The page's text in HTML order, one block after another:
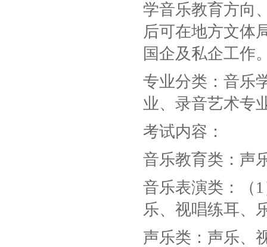
学音乐教育方向
后可在地方文体
国企及私企工作
专业分类：音乐
业、录音艺术专
考试内容：
音乐教育类：声
音乐表演类：（
乐、视唱练耳、
声乐类：声乐、